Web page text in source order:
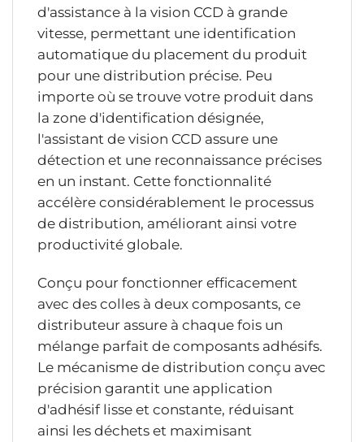
d'assistance à la vision CCD à grande
vitesse, permettant une identification
automatique du placement du produit
pour une distribution précise. Peu
importe où se trouve votre produit dans
la zone d'identification désignée,
l'assistant de vision CCD assure une
détection et une reconnaissance précises
en un instant. Cette fonctionnalité
accélère considérablement le processus
de distribution, améliorant ainsi votre
productivité globale.
Conçu pour fonctionner efficacement
avec des colles à deux composants, ce
distributeur assure à chaque fois un
mélange parfait de composants adhésifs.
Le mécanisme de distribution conçu avec
précision garantit une application
d'adhésif lisse et constante, réduisant
ainsi les déchets et maximisant